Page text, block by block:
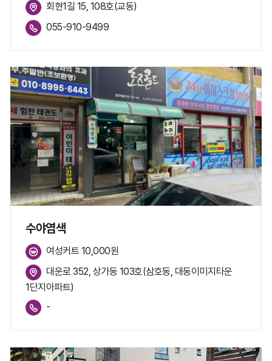
회현1길 15, 108호(교동)
055-910-9499
수야염색
여성커트 10,000원
대운로 352, 상가동 103호(삼호동, 대동이미지타운
1단지아파트)
-